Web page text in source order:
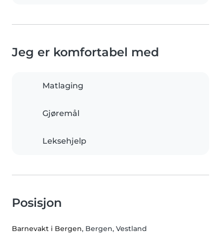
Jeg er komfortabel med
Matlaging
Gjøremål
Leksehjelp
Posisjon
Barnevakt i Bergen, Bergen, Vestland